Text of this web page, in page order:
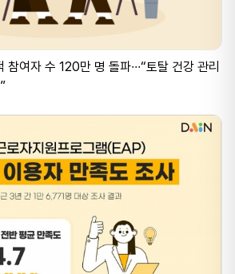
여자 수 120만 명 돌파∙∙∙“토탈 건강 관리